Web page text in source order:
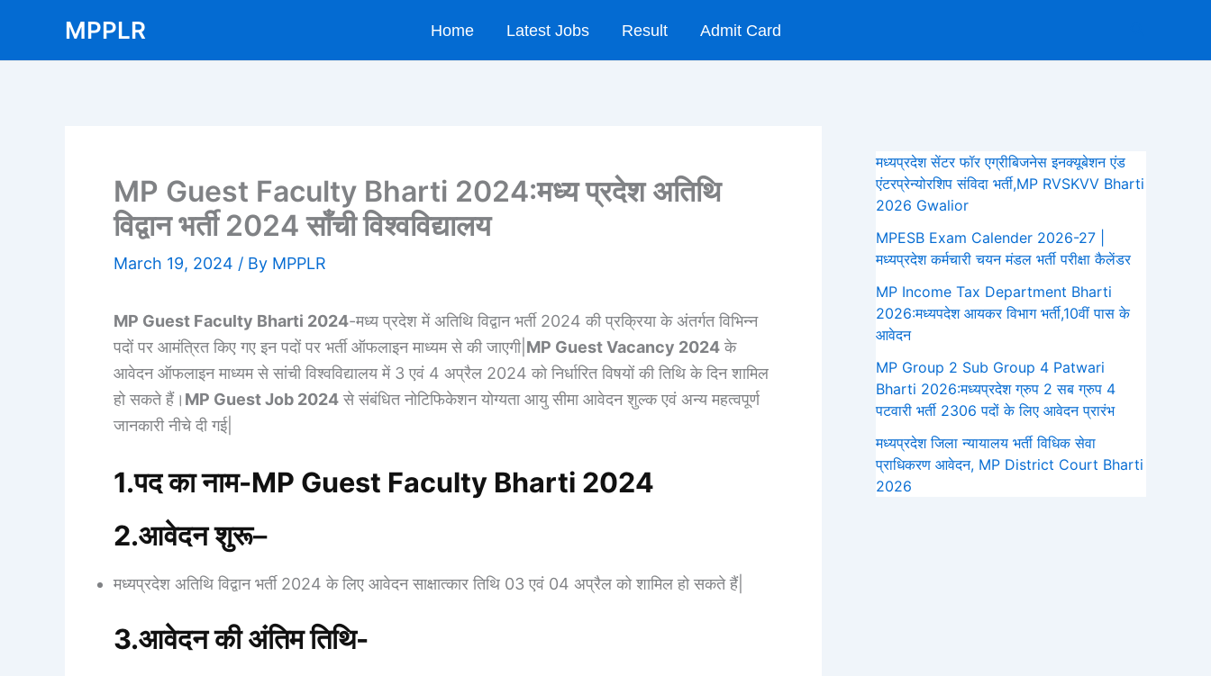
content
MPPLR Home Latest Jobs Result Admit Card
MP Guest Faculty Bharti 2024:मध्य प्रदेश अतिथि
विद्वान भर्ती 2024 साँची विश्वविद्यालय
March 19, 2024 / By MPPLR
MP Guest Faculty Bharti 2024-मध्य प्रदेश में अतिथि विद्वान भर्ती 2024 की प्रक्रिया के अंतर्गत विभिन्न
पदों पर आमंत्रित किए गए इन पदों पर भर्ती ऑफलाइन माध्यम से की जाएगी| MP Guest Vacancy 2024के
आवेदन ऑफलाइन माध्यम से सांची विश्वविद्यालय में 3 एवं 4 अप्रैल 2024 को निर्धारित विषयों की तिथि के दिन शामिल
हो सकते हैं। MP Guest Job 2024से संबंधित नोटिफिकेशन योग्यता आयु सीमा आवेदन शुल्क एवं अन्य महत्वपूर्ण
जानकारी नीचे दी गई|
1.पद का नाम-MP Guest Faculty Bharti 2024
2.आवेदन शुरू–
मध्यप्रदेश अतिथि विद्वान भर्ती 2024 के लिए आवेदन साक्षात्कार तिथि 03 एवं 04 अप्रैल को शामिल हो सकते हैं|
3.आवेदन की अंतिम तिथि-
मध्यप्रदेश सेंटर फॉर एग्रीबिजनेस इनक्यूबेशन एंड
एंटरप्रेन्योरशिप संविदा भर्ती,MP RVSKVV Bharti
2026 Gwalior
MPESB Exam Calender 2026-27 |
मध्यप्रदेश कर्मचारी चयन मंडल भर्ती परीक्षा कैलेंडर
MP Income Tax Department Bharti
2026:मध्‍यपदेश आयकर विभाग भर्ती,10वीं पास के
आवेदन
MP Group 2 Sub Group 4 Patwari
Bharti 2026:मध्यप्रदेश ग्रुप 2 सब ग्रुप 4
पटवारी भर्ती 2306 पदों के लिए आवेदन प्रारंभ
मध्‍यप्रदेश जिला न्यायालय भर्ती विधिक सेवा
प्राधिकरण आवेदन, MP District Court Bharti
2026